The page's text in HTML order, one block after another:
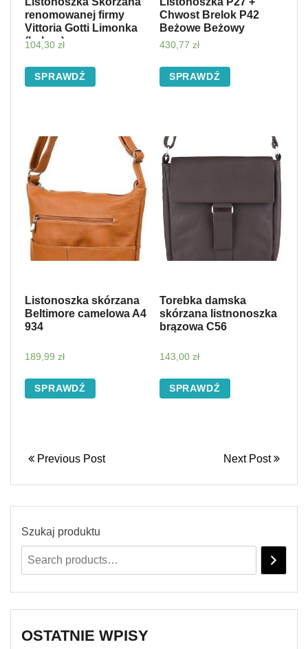
renomowanej firmy
Vittoria Gotti Limonka
(kolory)
104,30 zł
SPRAWDŹ
Chwost Brelok P42
Beżowe Beżowy
430,77 zł
SPRAWDŹ
Listonoszka skórzana
Beltimore camelowa A4
934
189,99 zł
SPRAWDŹ
Torebka damska
skórzana listnonoszka
brązowa C56
143,00 zł
SPRAWDŹ
Previous Post Next Post
Szukaj produktu
OSTATNIE WPISY